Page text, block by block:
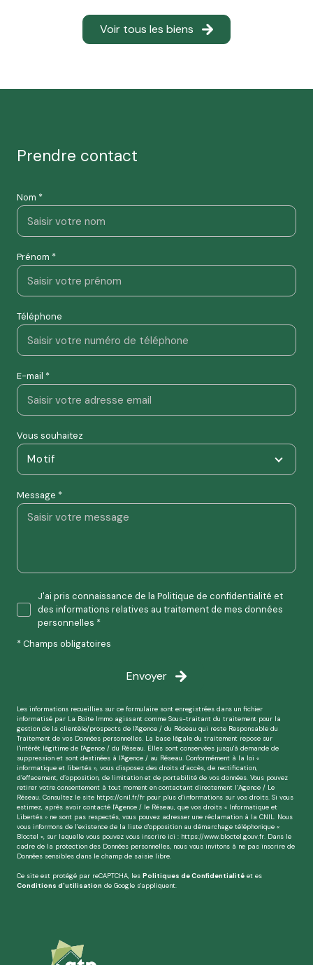
Voir tous les biens
prendre contact
Nom *
Prénom *
Téléphone
E-mail *
Vous souhaitez
Motif
Message *
J'ai pris connaissance de la Politique de confidentialité et
des informations relatives au traitement de mes données
personnelles *
* Champs obligatoires
Envoyer
Les informations recueillies sur ce formulaire sont enregistrées dans un fichier
informatisé par La Boite Immo agissant comme Sous-traitant du traitement pour la
gestion de la clientèle/prospects de l'Agence / du Réseau qui reste Responsable du
Traitement de vos Données personnelles. La base légale du traitement repose sur
l'intérêt légitime de l'Agence / du Réseau. Elles sont conservées jusqu'à demande de
suppression et sont destinées à l'Agence / au Réseau. Conformément à la loi «
informatique et libertés », vous disposez des droits d’accès, de rectification,
d’effacement, d’opposition, de limitation et de portabilité de vos données. Vous pouvez
retirer votre consentement à tout moment en contactant directement l’Agence / Le
Réseau. Consultez le site https://cnil.fr/fr pour plus d’informations sur vos droits. Si vous
estimez, après avoir contacté l'Agence / le Réseau, que vos droits « Informatique et
Libertés » ne sont pas respectés, vous pouvez adresser une réclamation à la CNIL. Nous
vous informons de l’existence de la liste d'opposition au démarchage téléphonique «
Bloctel », sur laquelle vous pouvez vous inscrire ici : https://www.bloctel.gouv.fr. Dans le
cadre de la protection des Données personnelles, nous vous invitons à ne pas inscrire de
Données sensibles dans le champ de saisie libre.
Ce site est protégé par reCAPTCHA, les Politiques de Confidentialité et es
Conditions d'utilisation de Google s'appliquent.